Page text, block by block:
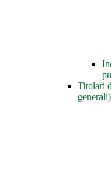
Titolari
generali)